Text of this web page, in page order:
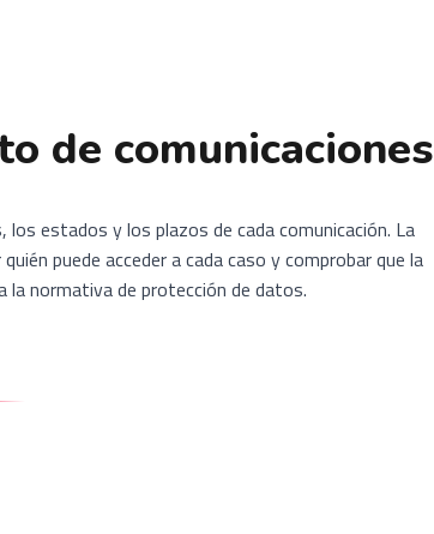
de comunicaciones
estados y los plazos de cada comunicación. La
puede acceder a cada caso y comprobar que la
normativa de protección de datos.